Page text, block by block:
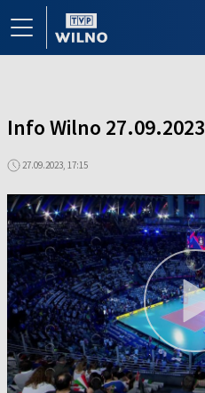
Info Wilno 27.09.2023
27.09.2023, 17:15